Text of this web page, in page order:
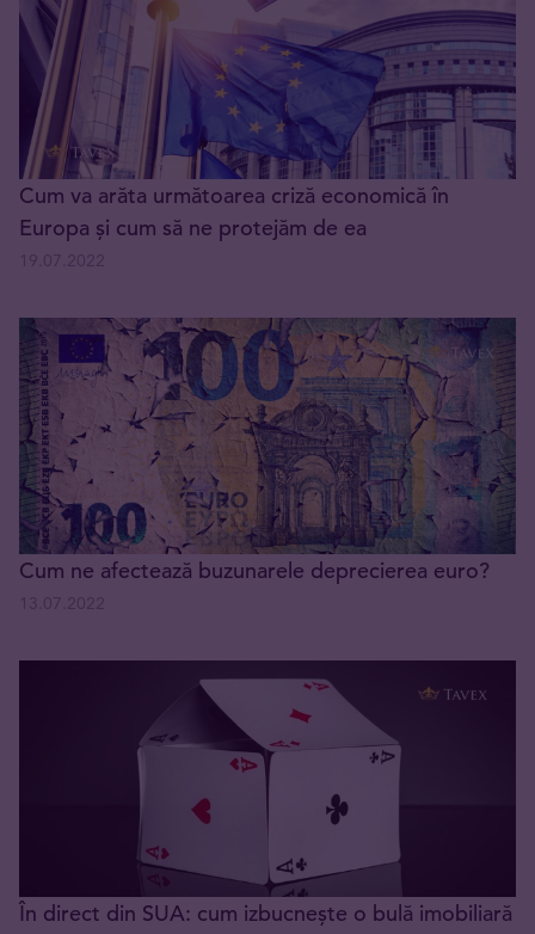
Cum va arăta următoarea criză economică în
Europa și cum să ne protejăm de ea
Cum ne afectează buzunarele deprecierea euro?
În direct din SUA: cum izbucnește o bulă imobiliară